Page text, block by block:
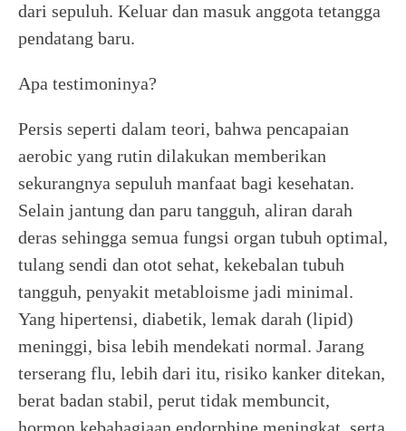
dari sepuluh. Keluar dan masuk anggota tetangga
pendatang baru.
Apa testimoninya?
Persis seperti dalam teori, bahwa pencapaian
aerobic yang rutin dilakukan memberikan
sekurangnya sepuluh manfaat bagi kesehatan.
Selain jantung dan paru tangguh, aliran darah
deras sehingga semua fungsi organ tubuh optimal,
tulang sendi dan otot sehat, kekebalan tubuh
tangguh, penyakit metabloisme jadi minimal.
Yang hipertensi, diabetik, lemak darah (lipid)
meninggi, bisa lebih mendekati normal. Jarang
terserang flu, lebih dari itu, risiko kanker ditekan,
berat badan stabil, perut tidak membuncit,